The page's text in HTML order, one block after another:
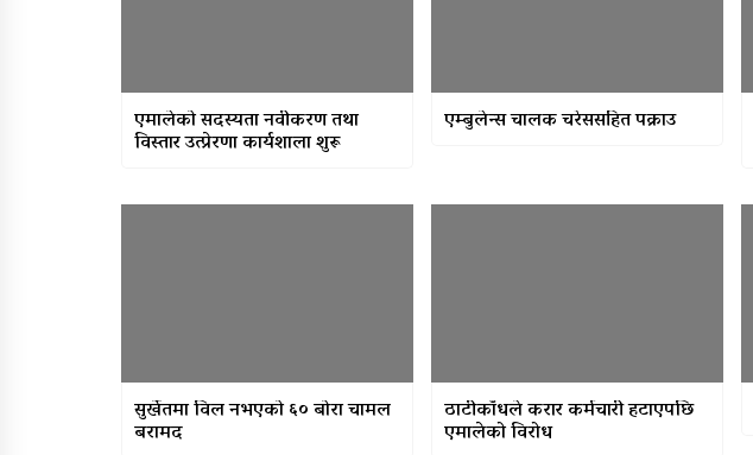
एमालेको सदस्यता नवीकरण तथा
विस्तार उत्प्रेरणा कार्यशाला शुरू
एम्बुलेन्स चालक चरेससहित पक्राउ
सुर्खेतमा विल नभएको ६० बोरा चामल
बरामद
ठाटीकाँधले करार कर्मचारी हटाएपछि
एमालेको विरोध